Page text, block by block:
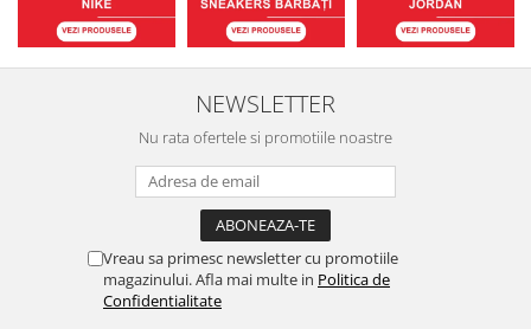
NEWSLETTER
Nu rata ofertele si promotiile noastre
Vreau sa primesc newsletter cu promotiile
magazinului. Afla mai multe in Politica de
Confidentialitate